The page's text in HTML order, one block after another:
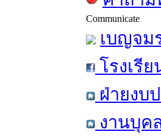
Communicate
เบญจม
โรงเรี
ฝ่ายงบ
งานบุค